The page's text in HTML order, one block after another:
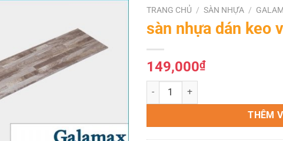
thích
TRANG CHỦ / SÀN NHỰA /
sàn nhựa dán keo
149,000₫
sàn nhựa dán keo vân gỗ NA206 số
THÊM